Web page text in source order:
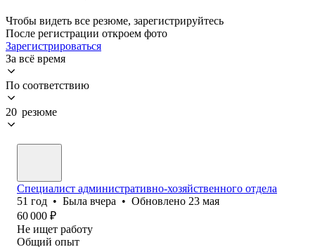
Чтобы видеть все резюме, зарегистрируйтесь
После регистрации откроем фото
Зарегистрироваться
За всё время
По соответствию
20 резюме
Специалист административно-хозяйственного отдела
51 год • Была вчера • Обновлено 23 мая
60 000 ₽
Не ищет работу
Общий опыт